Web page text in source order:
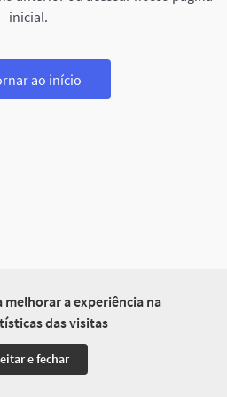
a experiência na
das visitas
e fechar
inicial.
ao início